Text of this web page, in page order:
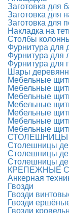
Заготовка для
Заготовка для
Заготовка для
Накладка на
Столбы
Фурнитура для
Фурнитура для
Фурнитура для
Шары
Мебельные
Мебельные
Мебельные
Мебельные
Мебельные
Мебельные
Мебельные
Столешницы
Столешницы
Столешницы
КРЕПЕЖНЫЕ
Анкерная
Гвозди
Гвозди
Гвозди
Гвозди